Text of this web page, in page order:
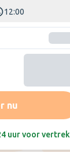
12:00
nu
uur voor vertrek